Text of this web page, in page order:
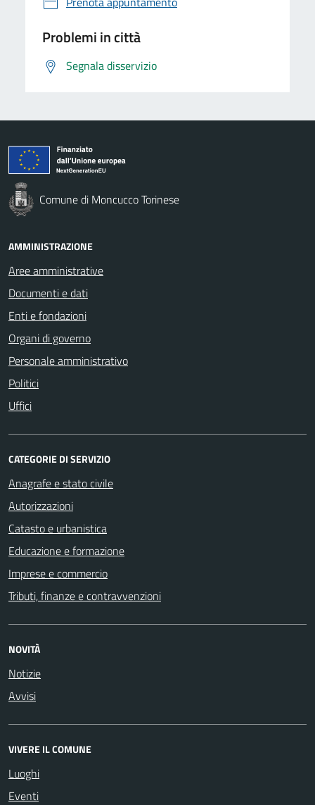
Problemi in città
Segnala disservizio
Comune di Moncucco Torinese
AMMINISTRAZIONE
Aree amministrative
Documenti e dati
Enti e fondazioni
Organi di governo
Personale amministrativo
Politici
Uffici
CATEGORIE DI SERVIZIO
Anagrafe e stato civile
Autorizzazioni
Catasto e urbanistica
Educazione e formazione
Imprese e commercio
Tributi, finanze e contravvenzioni
NOVITÀ
Notizie
Avvisi
VIVERE IL COMUNE
Luoghi
Eventi